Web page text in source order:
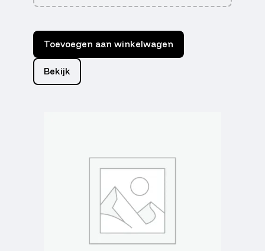
Toevoegen aan winkelwagen
Bekijk